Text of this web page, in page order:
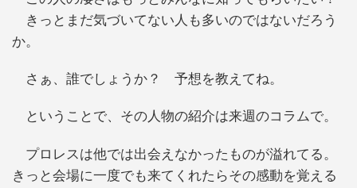
きっとまだ気づいてない人も多いのではないだろう
か。
さぁ、誰でしょうか？ 予想を教えてね。
ということで、その人物の紹介は来週のコラムで。
プロレスは他では出会えなかったものが溢れてる。
きっと会場に一度でも来てくれたらその感動を覚える